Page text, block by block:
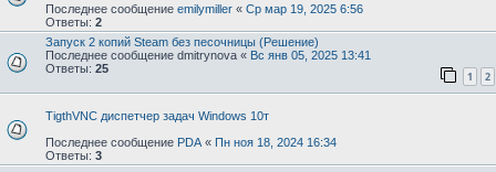
Последнее сообщение emilymiller « Ср мар 19, 2025 6:56
Ответы: 2
Запуск 2 копий Steam без песочницы (Решение)
Последнее сообщение dmitrynova « Вс янв 05, 2025 13:41
Ответы: 25
1 2
TigthVNC диспетчер задач Windows 10т
Последнее сообщение PDA « Пн ноя 18, 2024 16:34
Ответы: 3